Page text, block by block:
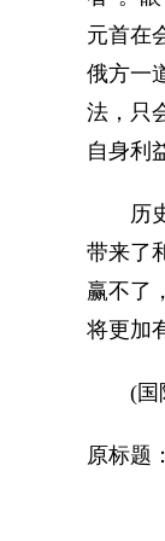
元首在
俄方一
法，只
自身利
历史
带来了
赢不了
将更加
(国际
原标题